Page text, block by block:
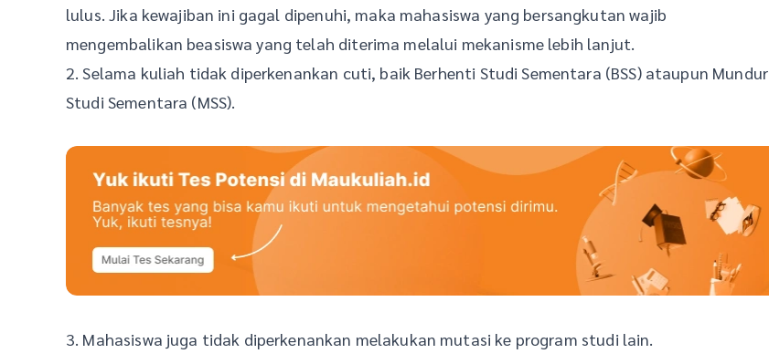
lulus. Jika kewajiban ini gagal dipenuhi, maka mahasiswa yang bersangkutan wajib
mengembalikan beasiswa yang telah diterima melalui mekanisme lebih lanjut.
2. Selama kuliah tidak diperkenankan cuti, baik Berhenti Studi Sementara (BSS) ataupun Mundur
Studi Sementara (MSS).
3. Mahasiswa juga tidak diperkenankan melakukan mutasi ke program studi lain.